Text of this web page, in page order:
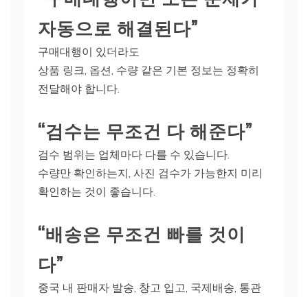
자동으로 해결된다”
구매대행이 있더라도
상품 링크, 옵션, 수량 같은 기본 정보는 정확히
전달해야 합니다.
“검수는 무조건 다 해준다”
검수 범위는 업체마다 다를 수 있습니다.
수량만 확인하는지, 사진 검수가 가능한지 미리
확인하는 것이 좋습니다.
“배송은 무조건 빠를 것이
다”
중국 내 판매자 발송, 창고 입고, 국제배송, 통관